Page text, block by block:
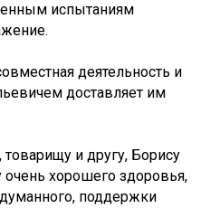
испытаниям
деятельность и
доставляет им
и другу, Борису
очень хорошего здоровья,
поддержки